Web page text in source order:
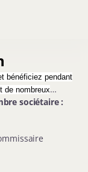
bénéficiez pendant
de nombreux
sociétaire :